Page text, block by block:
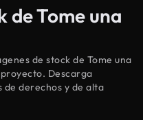
de Tome una
de stock de Tome una
Descarga
de derechos y de alta